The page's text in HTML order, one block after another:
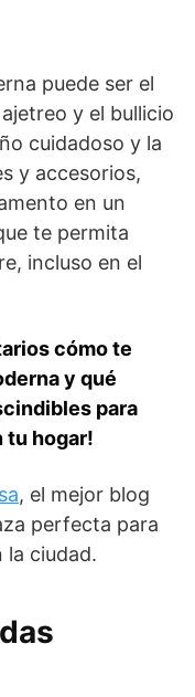
puede ser el
y el bullicio
cuidadoso y la
y accesorios,
en un
te permita
incluso en el
cómo te
y qué
para
tu hogar!
, el mejor blog
perfecta para
la ciudad.